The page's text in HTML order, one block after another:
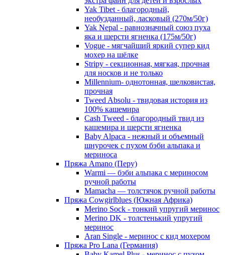
Yak Tibet - благородный,
необузданный, ласковый (270м/50г)
Yak Nepal - равнозначный союз пуха
яка и шерсти ягненка (175м/50г)
Vogue - мягчайший яркий супер кид
мохер на шёлке
Stripy - секционная, мягкая, прочная
для носков и не только
Millennium- однотонная, шелковистая,
прочная
Tweed Absolu - твидовая история из
100% кашемира
Cash Tweed - благородный твид из
кашемира и шерсти ягненка
Baby Alpaca - нежный и объемный
шнурочек с пухом бэби альпака и
мериноса
Пряжа Amano (Перу)
Warmi — бэби альпака с мериносом
ручной работы
Mamacha — толстячок ручной работы
Пряжа Cowgirlblues (Южная Африка)
Merino Sock - тонкий упругий меринос
Merino DK - толстенький упругий
меринос
Aran Single - меринос с кид мохером
Пряжа Pro Lana (Германия)